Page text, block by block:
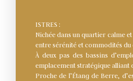
ISTRES :
Nichée dans un quartier calme
entre sérénité et commodités du
À deux pas des bassins
emplacement stratégique
Proche de l’Étang de Berre,